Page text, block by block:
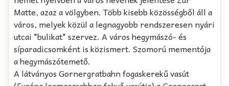
Matte, azaz a völgyben. Több kisebb közösségből áll a
város, melyek közül a legnagyobb rendszeresen nyári
utcai "bulikat" szervez. A város hegymászó- és
síparadicsomként is közismert. Szomorú mementója
a hegymászótemető.
A látványos Gornergratbahn fogaskerekű vasút